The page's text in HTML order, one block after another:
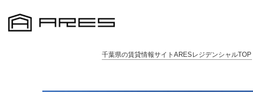
千葉県の賃貸情報サイトARESレジデンシャルTOP